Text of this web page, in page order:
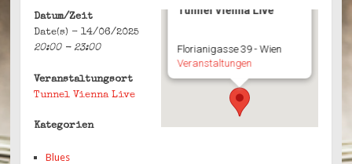
Tunnel Vienna Live
Florianigasse 39 - Wien
Veranstaltungen
Datum/Zeit
Date(s) - 14/06/2025
20:00 - 23:00
Veranstaltungsort
Tunnel Vienna Live
Kategorien
Blues